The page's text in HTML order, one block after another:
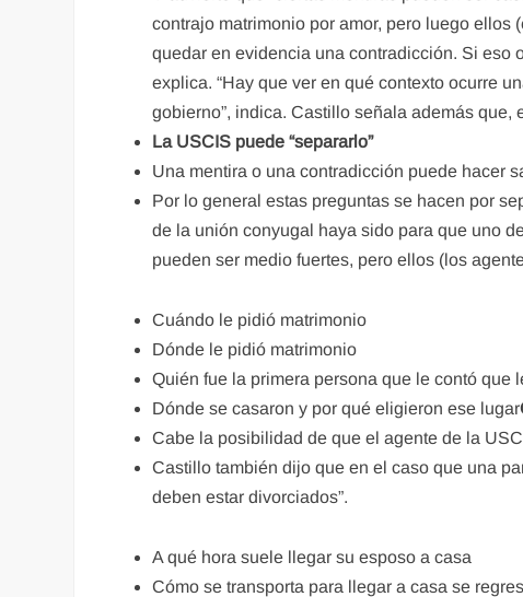
contrajo matrimonio por amor, pero luego
quedar en evidencia una contradicción. Si eso
explica. “Hay que ver en qué contexto ocurre
gobierno”, indica. Castillo señala además
La USCIS puede “separarlo”
Una mentira o una contradicción puede hacer
Por lo general estas preguntas se hacen por
de la unión conyugal haya sido para que uno
pueden ser medio fuertes, pero ellos (los
Cuándo le pidió matrimonio
Dónde le pidió matrimonio
Quién fue la primera persona que le contó que
Dónde se casaron y por qué eligieron ese lugar
Cabe la posibilidad de que el agente de la
Castillo también dijo que en el caso que una
deben estar divorciados”.
A qué hora suele llegar su esposo a casa
Cómo se transporta para llegar a casa se